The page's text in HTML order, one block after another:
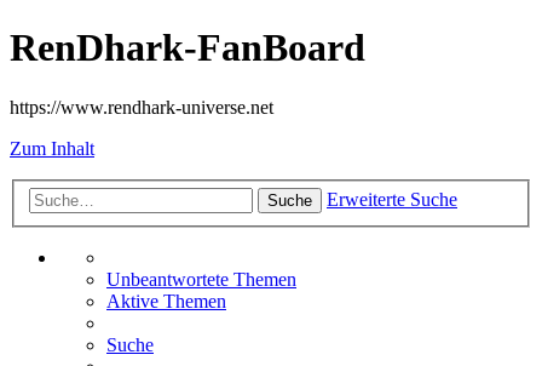
RenDhark-FanBoard
https://www.rendhark-universe.net
Zum Inhalt
Suche Erweiterte Suche
Unbeantwortete Themen
Aktive Themen
Suche